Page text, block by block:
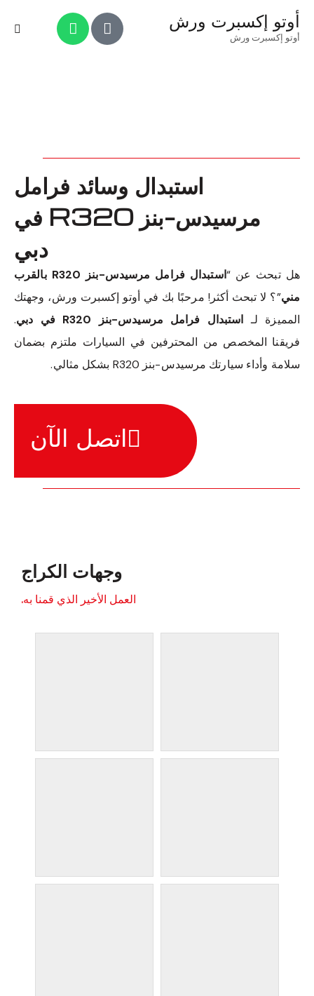
أوتو إكسبرت ورش
أوتو إكسبرت ورش
استبدال وسائد فرامل
مرسيدس-بنز R320 في
دبي
هل تبحث عن “
استبدال فرامل مرسيدس-بنز R320 بالقرب
مني”؟ لا تبحث أكثر! مرحبًا بك في أوتو إكسبرت ورش، وجهتك
المميزة لـ استبدال فرامل مرسيدس-بنز R320 في دبي
.
فريقنا المخصص من المحترفين في السيارات ملتزم بضمان
سلامة وأداء سيارتك مرسيدس-بنز R320 بشكل مثالي.
اتصل الآن
وجهات الكراج
العمل الأخير الذي قمنا به.